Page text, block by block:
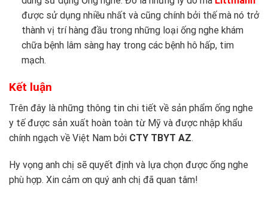
được sử dụng nhiều nhất và cũng chính bởi thế mà nó trở
thành vị trí hàng đầu trong những loại ống nghe khám
chữa bệnh lâm sàng hay trong các bệnh hô hấp, tim
mạch.
Kết luận
Trên đây là những thông tin chi tiết về sản phẩm ống nghe
y tế được sản xuất hoàn toàn từ Mỹ và được nhập khẩu
chính ngạch về Việt Nam bởi CTY TBYT AZ.
Hy vọng anh chị sẽ quyết định và lựa chọn được ống nghe
phù hợp. Xin cảm ơn quý anh chị đã quan tâm!